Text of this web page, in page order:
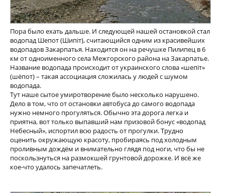
Пора было ехать дальше. И следующей нашей остановкой стал
водопад Шепот (Шипіт), считающийся одним из красивейших
водопадов Закарпатья. Находится он на речушке Пилипец в 6
км от одноименного села Межгорского района на Закарпатье.
Название водопада происходит от украинского слова «шепіт»
(шёпот) – такая ассоциация сложилась у людей с шумом
водопада.
Тут наше сытое умиротворение было несколько нарушено.
Дело в том, что от остановки автобуса до самого водопада
нужно немного прогуляться. Обычно эта дорога легка и
приятна, вот только выпавший нам призовой бонус «водопад
Небесный», испортил всю радость от прогулки. Трудно
оценить окружающую красоту, пробираясь под холодным
проливным дождём и внимательно глядя под ноги, что бы не
поскользнуться на размокшей грунтовой дорожке. И всё же
кое-что удалось запечатлеть.